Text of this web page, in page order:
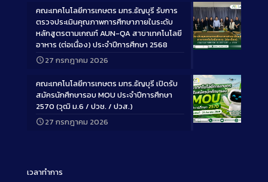
Long
คณะเทคโนโลยีการเกษตร มทร.ธัญบุรี รับการ
ตรวจประเมินคุณภาพการศึกษาภายในระดับ
หลักสูตรตามเกณฑ์ AUN-QA สาขาเทคโนโลยี
อาหาร (ต่อเนื่อง) ประจำปีการศึกษา 2568
27 กรกฎาคม 2026
Long
คณะเทคโนโลยีการเกษตร มทร.ธัญบุรี เปิดรับ
สมัครนักศึกษารอบ MOU ประจำปีการศึกษา
2570 (วุฒิ ม.6 / ปวช. / ปวส.)
27 กรกฎาคม 2026
เวลาทำการ